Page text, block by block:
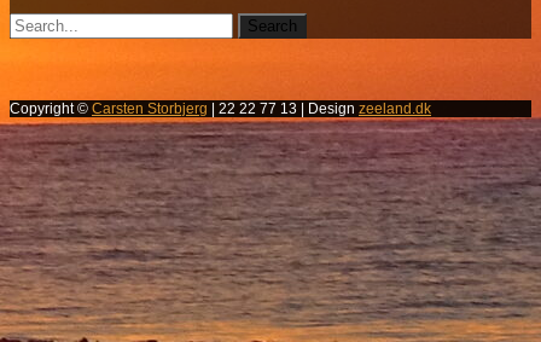
Copyright © Carsten Storbjerg | 22 22 77 13 | Design zeeland.dk